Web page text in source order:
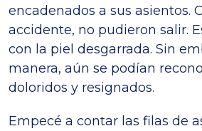
encadenados a sus asientos.
accidente, no pudieron salir.
con la piel desgarrada. Sin
manera, aún se podían
doloridos y resignados.
Empecé a contar las filas de